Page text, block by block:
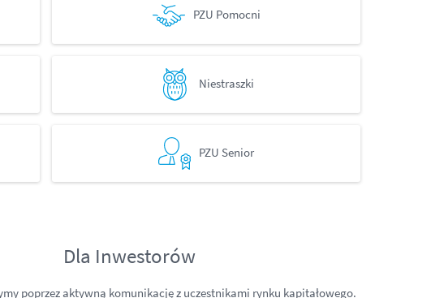
PZU Pomocni
Niestraszki
PZU Senior
Dla Inwestorów
poprzez aktywną komunikację z uczestnikami rynku kapitałowego.